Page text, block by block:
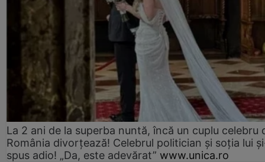
La 2 ani de la superba nuntă, încă un cuplu celebru
România divorțează! Celebrul politician și soția lui
spus adio! „Da, este adevărat” www.unica.ro